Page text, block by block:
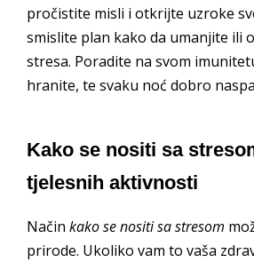
pročistite misli i otkrijte uzroke
smislite plan kako da umanjite ili
stresa. Poradite na svom
hranite, te svaku noć dobro
Kako se nositi sa
tjelesnih aktivnosti
Način kako se nositi sa stresom
prirode. Ukoliko vam to vaša